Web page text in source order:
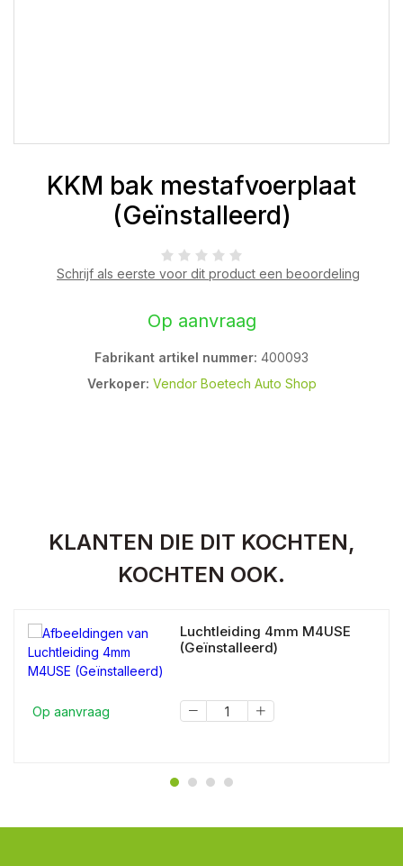
KKM bak mestafvoerplaat
(Geïnstalleerd)
Schrijf als eerste voor dit product een beoordeling
Op aanvraag
Fabrikant artikel nummer: 400093
Verkoper: Vendor Boetech Auto Shop
KLANTEN DIE DIT KOCHTEN,
KOCHTEN OOK.
Op aanvraag
Luchtleiding 4mm M4USE
(Geïnstalleerd)